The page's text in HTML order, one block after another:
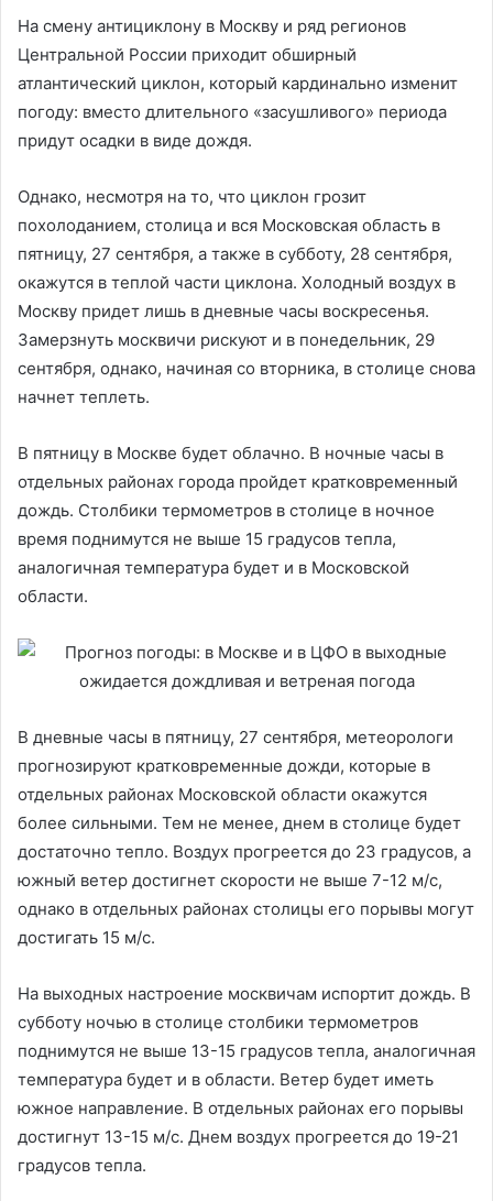
На смену антициклону в Москву и ряд регионов
Центральной России приходит обширный
атлантический циклон, который кардинально изменит
погоду: вместо длительного «засушливого» периода
придут осадки в виде дождя.
Однако, несмотря на то, что циклон грозит
похолоданием, столица и вся Московская область в
пятницу, 27 сентября, а также в субботу, 28 сентября,
окажутся в теплой части циклона. Холодный воздух в
Москву придет лишь в дневные часы воскресенья.
Замерзнуть москвичи рискуют и в понедельник, 29
сентября, однако, начиная со вторника, в столице снова
начнет теплеть.
В пятницу в Москве будет облачно. В ночные часы в
отдельных районах города пройдет кратковременный
дождь. Столбики термометров в столице в ночное
время поднимутся не выше 15 градусов тепла,
аналогичная температура будет и в Московской
области.
В дневные часы в пятницу, 27 сентября, метеорологи
прогнозируют кратковременные дожди, которые в
отдельных районах Московской области окажутся
более сильными. Тем не менее, днем в столице будет
достаточно тепло. Воздух прогреется до 23 градусов, а
южный ветер достигнет скорости не выше 7-12 м/с,
однако в отдельных районах столицы его порывы могут
достигать 15 м/с.
На выходных настроение москвичам испортит дождь. В
субботу ночью в столице столбики термометров
поднимутся не выше 13-15 градусов тепла, аналогичная
температура будет и в области. Ветер будет иметь
южное направление. В отдельных районах его порывы
достигнут 13-15 м/с. Днем воздух прогреется до 19-21
градусов тепла.